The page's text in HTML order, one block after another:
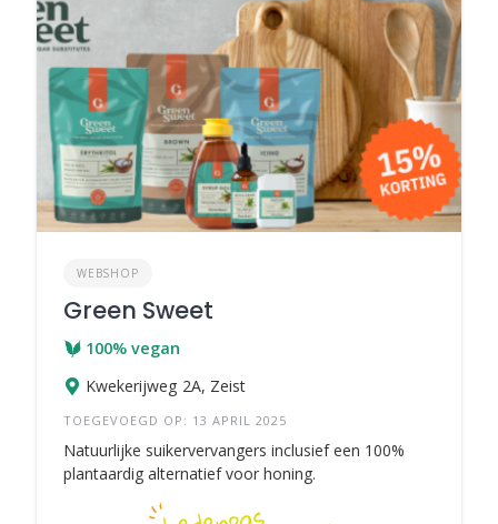
WEBSHOP
Green Sweet
100% vegan
Kwekerijweg 2A, Zeist
TOEGEVOEGD OP: 13 APRIL 2025
Natuurlijke suikervervangers inclusief een 100%
plantaardig alternatief voor honing.